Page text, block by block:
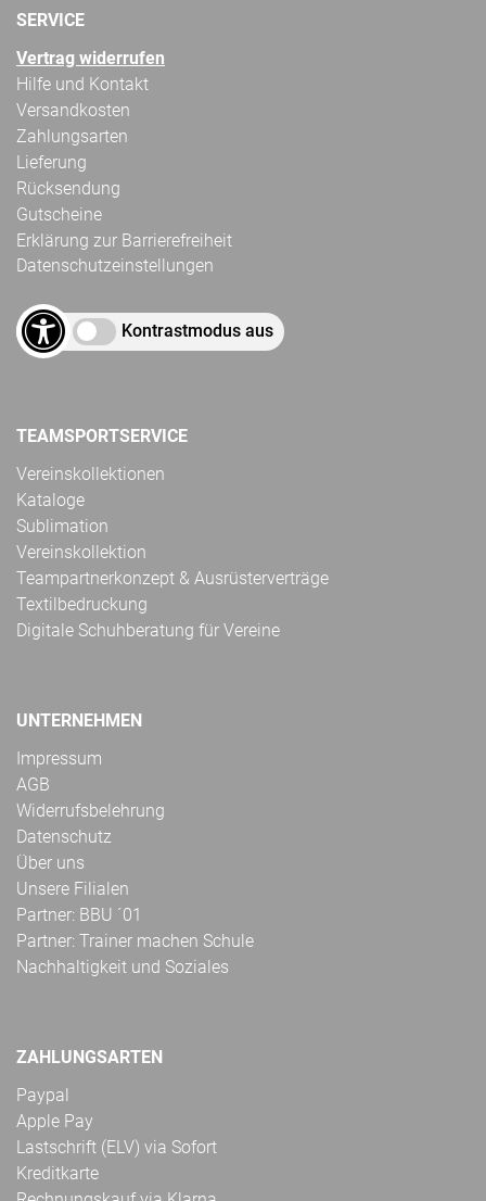
SERVICE
Vertrag widerrufen
Hilfe und Kontakt
Versandkosten
Zahlungsarten
Lieferung
Rücksendung
Gutscheine
Erklärung zur Barrierefreiheit
Datenschutzeinstellungen
Kontrastmodus aus
TEAMSPORTSERVICE
Vereinskollektionen
Kataloge
Sublimation
Vereinskollektion
Teampartnerkonzept & Ausrüsterverträge
Textilbedruckung
Digitale Schuhberatung für Vereine
UNTERNEHMEN
Impressum
AGB
Widerrufsbelehrung
Datenschutz
Über uns
Unsere Filialen
Partner: BBU ´01
Partner: Trainer machen Schule
Nachhaltigkeit und Soziales
ZAHLUNGSARTEN
Paypal
Apple Pay
Lastschrift (ELV) via Sofort
Kreditkarte